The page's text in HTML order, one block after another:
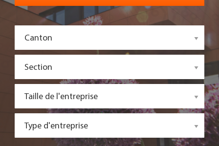
Canton
Section
Taille de l'entreprise
Type d'entreprise